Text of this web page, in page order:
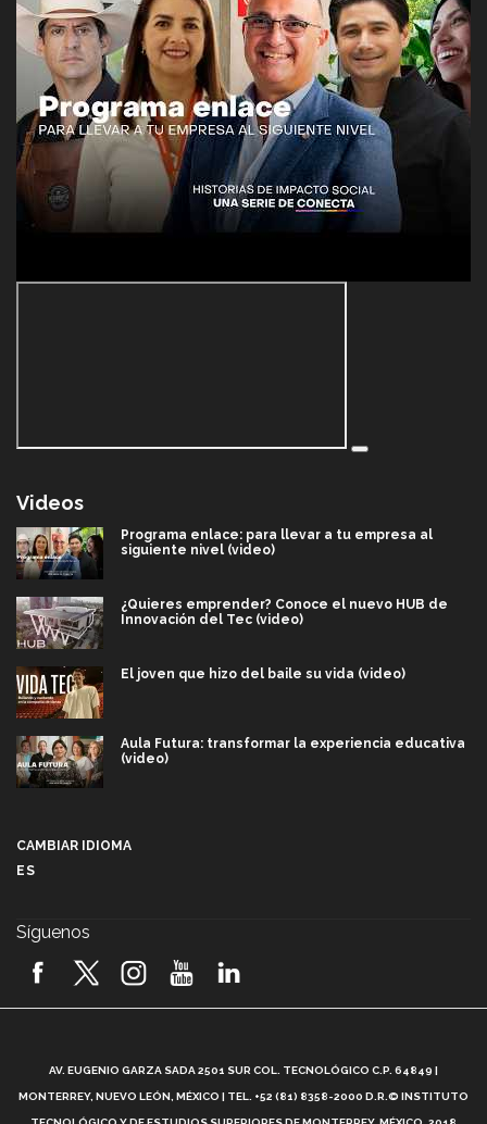
Videos
Programa enlace: para llevar a tu empresa al
siguiente nivel (video)
¿Quieres emprender? Conoce el nuevo HUB de
Innovación del Tec (video)
El joven que hizo del baile su vida (video)
Aula Futura: transformar la experiencia educativa
(video)
2026! (video)
¿Cómo es el Modelo Educativo Tec? (video)
CAMBIAR IDIOMA
ES
Síguenos
AV. EUGENIO GARZA SADA 2501 SUR COL. TECNOLÓGICO C.P. 64849 |
MONTERREY, NUEVO LEÓN, MÉXICO | TEL. +52 (81) 8358-2000 D.R.© INSTITUTO